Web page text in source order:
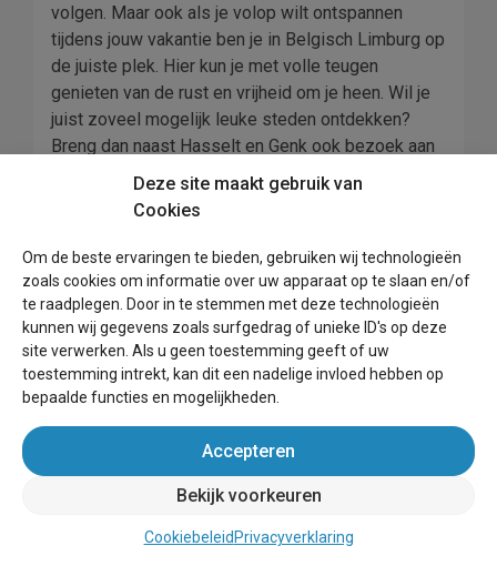
volgen. Maar ook als je volop wilt ontspannen
tijdens jouw vakantie ben je in Belgisch Limburg op
de juiste plek. Hier kun je met volle teugen
genieten van de rust en vrijheid om je heen. Wil je
juist zoveel mogelijk leuke steden ontdekken?
Breng dan naast Hasselt en Genk ook bezoek aan
Maastricht of Heerlen: beide steden liggen vlakbij
de grens en zijn gemakkelijk bereikbaar.
verblijf? Bekijk zelf het aanbod van vakantiehuizen
in Limburg bij Wereldvakantiehuis en boek vandaag
nog! Zo ben jij verzekerd van een vakantiehuisje en
kun je alvast gaan genieten van de voorpret. Zodra
jij hebt geboekt kan het aftellen beginnen. Boeken
bij Wereldvakantiehuis doe je met slechts een
aantal klikken: binnen een aantal minuten heb je
jouw verblijf gevonden en online betaalt.
Vakantie Limburg, wat een
prachtige natuur.
Deze site maakt gebruik van
Cookies
Om de beste ervaringen te bieden, gebruiken wij technologieën
zoals cookies om informatie over uw apparaat op te slaan en/of
te raadplegen. Door in te stemmen met deze technologieën
kunnen wij gegevens zoals surfgedrag of unieke ID's op deze
site verwerken. Als u geen toestemming geeft of uw
toestemming intrekt, kan dit een nadelige invloed hebben op
bepaalde functies en mogelijkheden.
Accepteren
Bekijk voorkeuren
Cookiebeleid Privacyverklaring